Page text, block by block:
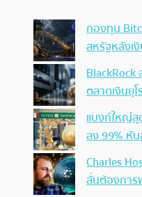
กองทุน
สหรัฐหลังเ
BlackRock
ตลาดเงินยุ
แบงก์ใหญ่สุ
ลง 99% หั
Charles
ลั่นต้องการ